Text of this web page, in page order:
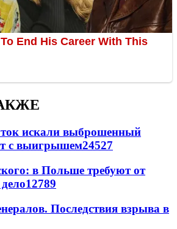
искали выброшенный
с выигрышем24527
в Польше требуют от
12789
Последствия взрыва в